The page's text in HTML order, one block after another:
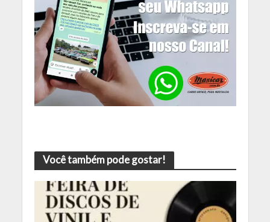
Você também pode gostar!